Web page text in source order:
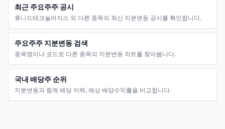
최근 주요주주 공시
휴니드테크놀러지스 외 다른 종목의 최신 지분변동 공시를 확인합니다.
주요주주 지분변동 검색
종목명이나 코드로 다른 종목의 지분변동 차트를 찾아봅니다.
국내 배당주 순위
지분변동과 함께 배당 이력, 예상 배당수익률을 비교합니다.